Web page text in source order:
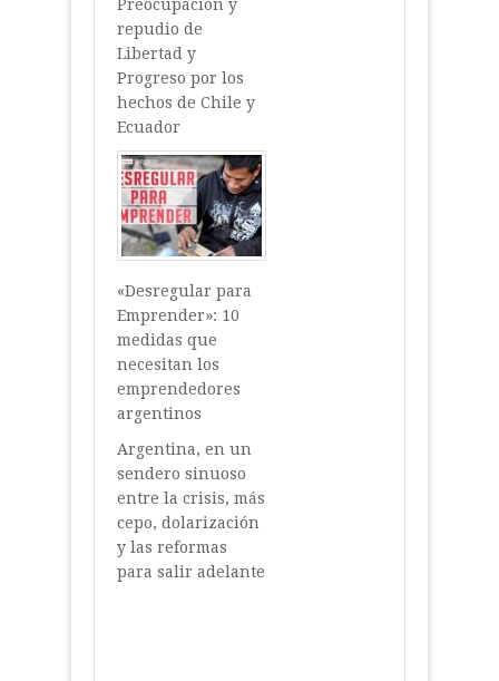
Preocupación y
repudio de
Libertad y
Progreso por los
hechos de Chile y
Ecuador
«Desregular para
Emprender»: 10
medidas que
necesitan los
emprendedores
argentinos
Argentina, en un
sendero sinuoso
entre la crisis, más
cepo, dolarización
y las reformas
para salir adelante